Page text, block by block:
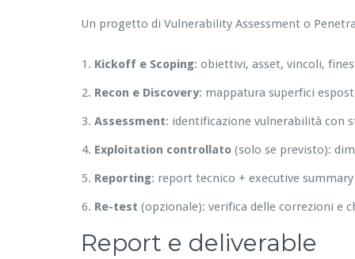
Un progetto di Vulnerability Assessment o
Kickoff e Scoping: obiettivi, asset, vincoli,
Recon e Discovery: mappatura superfici
Assessment: identificazione vulnerabilità con
Exploitation controllato (solo se previsto):
Reporting: report tecnico + executive
Re-test (opzionale): verifica delle correzioni e
Report e deliverable